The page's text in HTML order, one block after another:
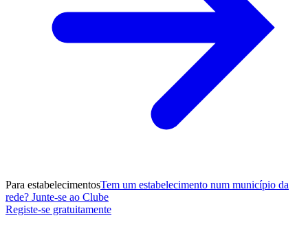
Para estabelecimentosTem um estabelecimento num município da
rede? Junte-se ao Clube
Registe-se gratuitamente